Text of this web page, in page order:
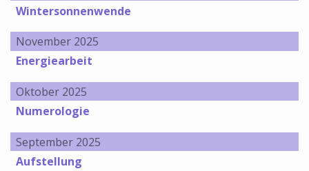
Wintersonnenwende
November 2025
Energiearbeit
Oktober 2025
Numerologie
September 2025
Aufstellung